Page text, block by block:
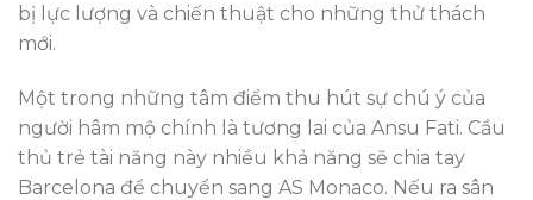
bị lực lượng và chiến thuật cho những thử thách
mới.
Một trong những tâm điểm thu hút sự chú ý của
người hâm mộ chính là tương lai của Ansu Fati. Cầu
thủ trẻ tài năng này nhiều khả năng sẽ chia tay
Barcelona để chuyển sang AS Monaco. Nếu ra sân